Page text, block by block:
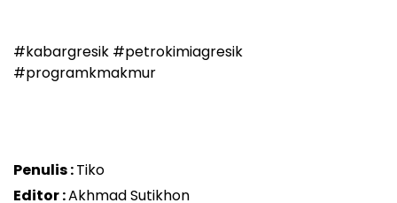
#kabargresik #petrokimiagresik
#programkmakmur
Penulis :Tiko
Editor :Akhmad Sutikhon